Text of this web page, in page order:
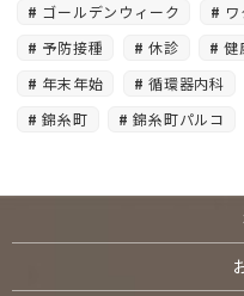
ゴールデンウィーク
予防接種
休診 健
年末年始
循環器内科
錦糸町
錦糸町パルコ